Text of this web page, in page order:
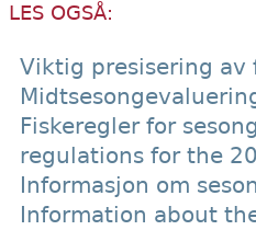
LES OGSÅ:
Viktig presisering av
Fiskeregler for
regulations for the
Informasjon om
Information about